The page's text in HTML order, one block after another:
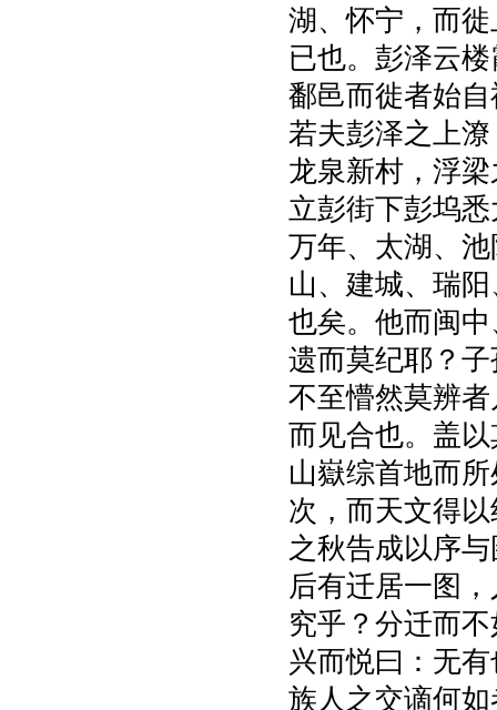
湖、怀宁，而
已也。彭泽云
鄱邑而徙者始
若夫彭泽之上
龙泉新村，浮
立彭街下彭坞
万年、太湖、
山、建城、瑞
也矣。他而闽
遗而莫纪耶？
不至懵然莫辨
而见合也。盖
山嶽综首地而
次，而天文得
之秋告成以序
后有迁居一图
究乎？分迁而
兴而悦曰：无
族人之交谪何